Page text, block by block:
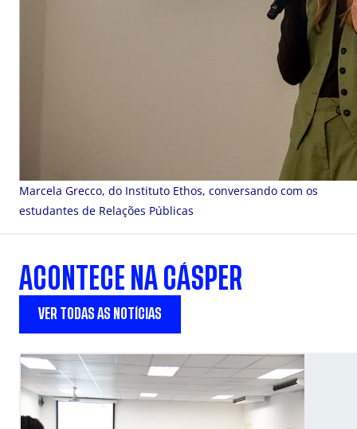
Marcela Grecco, do Instituto Ethos, conversando com os
estudantes de Relações Públicas
ACONTECE NA CÁSPER
VER TODAS AS NOTÍCIAS